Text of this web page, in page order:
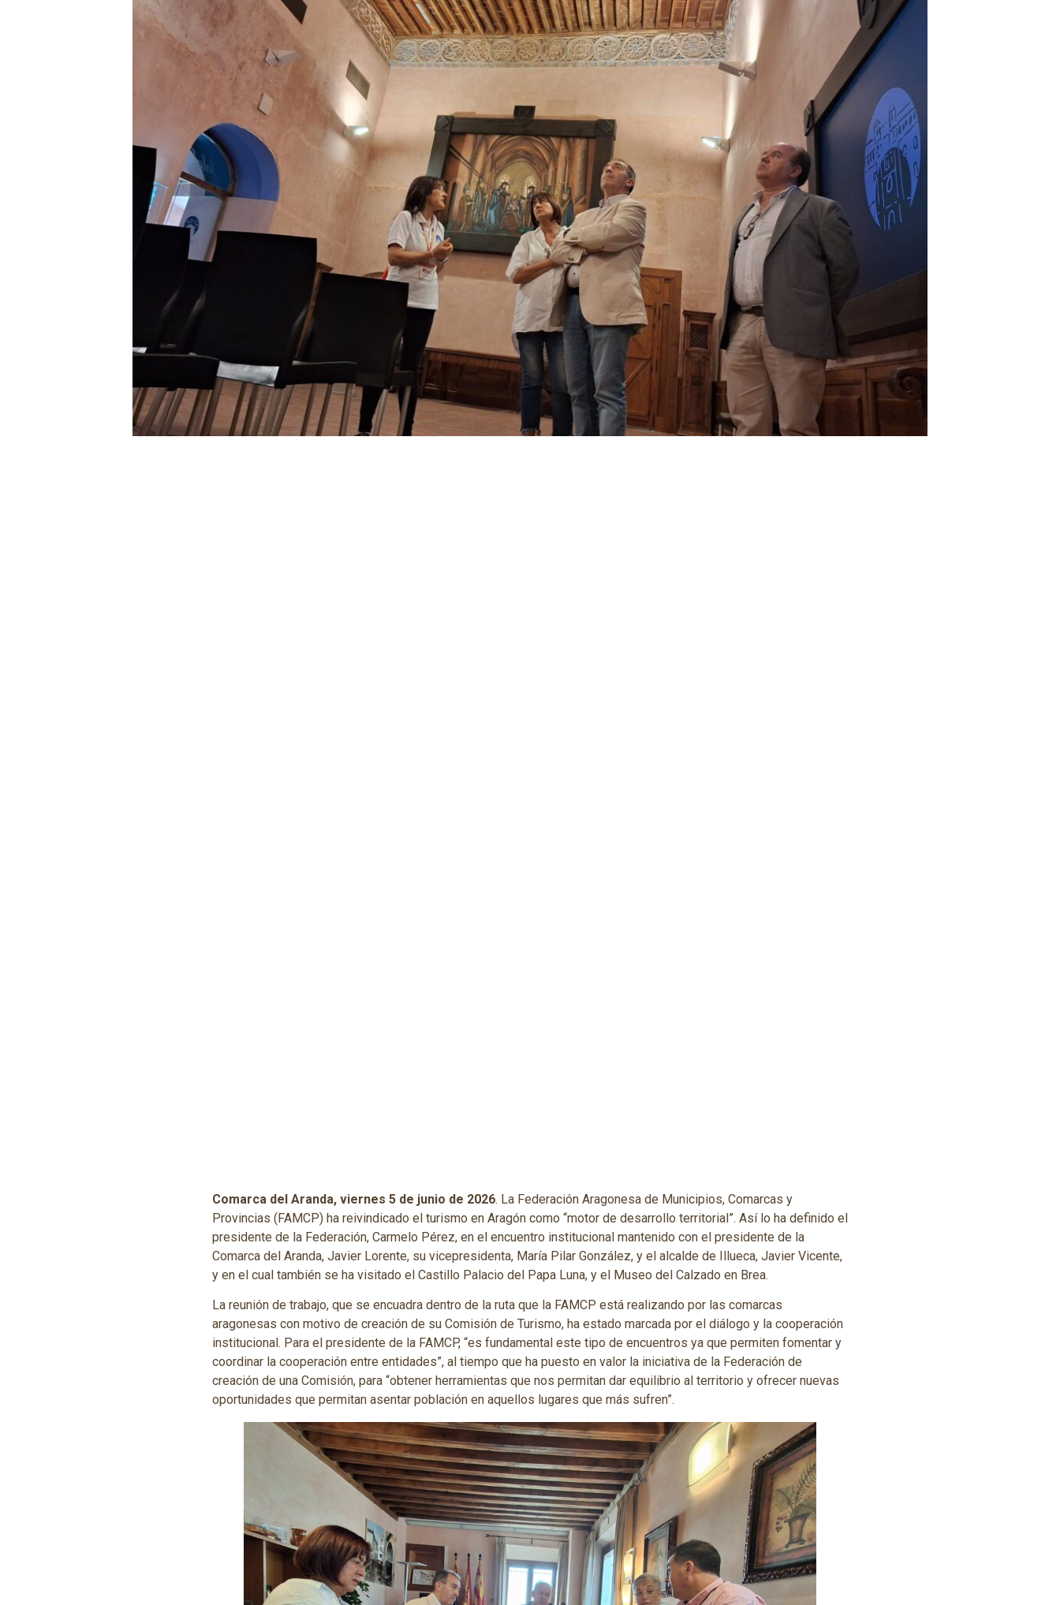
Comarca del Aranda, viernes 5 de junio de 2026. La Federación Aragonesa de Municipios, Comarcas y
Provincias (FAMCP) ha reivindicado el turismo en Aragón como “motor de desarrollo territorial”. Así lo ha definido el
presidente de la Federación, Carmelo Pérez, en el encuentro institucional mantenido con el presidente de la
Comarca del Aranda, Javier Lorente, su vicepresidenta, María Pilar González, y el alcalde de Illueca, Javier Vicente,
y en el cual también se ha visitado el Castillo Palacio del Papa Luna, y el Museo del Calzado en Brea.
La reunión de trabajo, que se encuadra dentro de la ruta que la FAMCP está realizando por las comarcas
aragonesas con motivo de creación de su Comisión de Turismo, ha estado marcada por el diálogo y la cooperación
institucional. Para el presidente de la FAMCP, “es fundamental este tipo de encuentros ya que permiten fomentar y
coordinar la cooperación entre entidades”, al tiempo que ha puesto en valor la iniciativa de la Federación de
creación de una Comisión, para “obtener herramientas que nos permitan dar equilibrio al territorio y ofrecer nuevas
oportunidades que permitan asentar población en aquellos lugares que más sufren”.